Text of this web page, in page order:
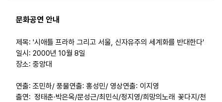
문화공연 안내
제목: '시애틀 프라하 그리고 서울, 신자유주의 세계화를 반대한다'
일시: 2000년 10월 8일
장소: 중앙대
연출: 조민하/ 풍물연출: 홍성민/ 영상연출: 이지영
출연: 정태춘·박은옥/문성근/최민식/정지영/희망의노래 꽃다지/천
자료
부설기관
업무